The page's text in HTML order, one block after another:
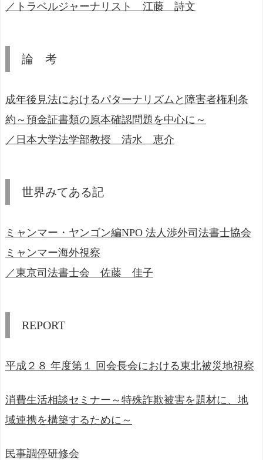
／トラベルジャーナリスト 江藤 詩文
論 考
成年後見法におけるパターナリズムと障害者権利条
約～預金証書類の原本確認問題を中心に～
／日本大学法学部教授 清水 恵介
世界みてある記
ミャンマー・ヤンゴン編NPO 法人渉外司法書士協会
ミャンマー海外視察
／東京司法書士会 佐藤 佳子
REPORT
平成２８ 年度第１ 回会長会における東北被災地視察
消費生活相談セミナー～特殊詐欺被害を題材に、地
域連携を構築するために～
民事調停研修会